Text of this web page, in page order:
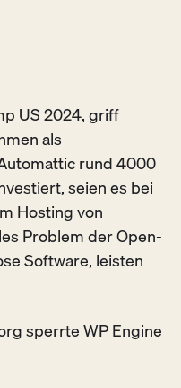
US 2024, griff
als
rund 4000
seien es bei
Hosting von
Problem der Open-
Software, leisten
sperrte WP Engine